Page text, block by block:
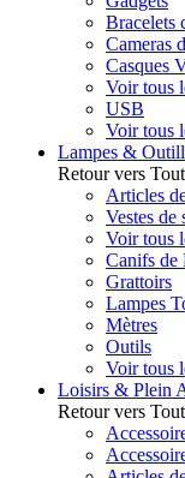
Bracelets
Cameras
Casques
Voir tous
USB
Voir tous
Lampes &
Retour vers
Articles
Vestes de
Voir tous
Canifs de
Grattoirs
Lampes
Mètres
Outils
Voir tous
Loisirs & Plein
Retour vers